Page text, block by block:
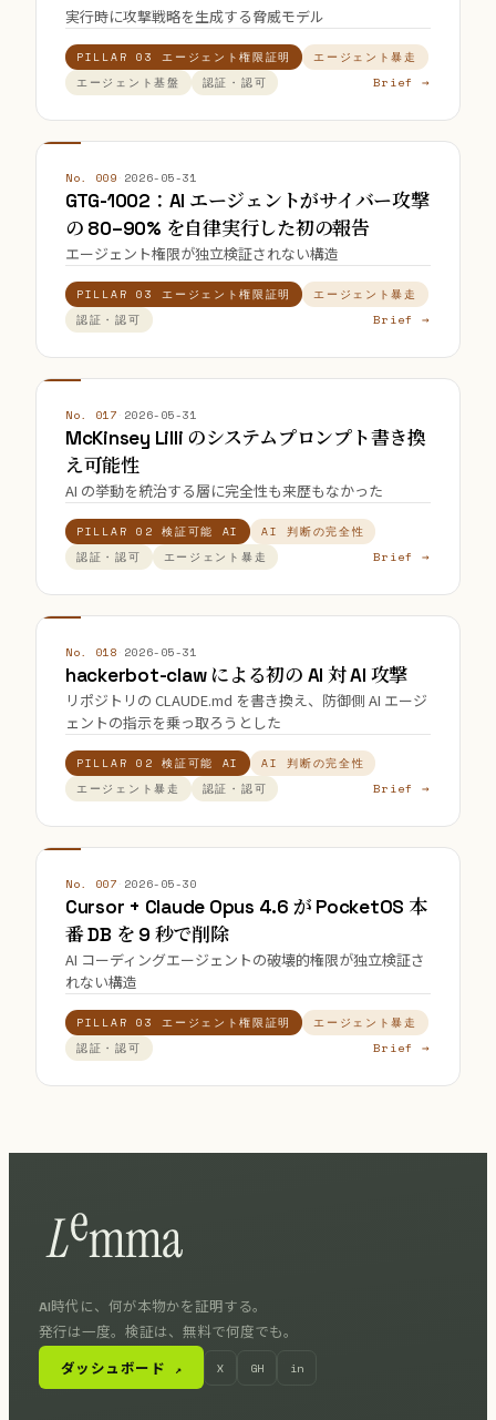
実行時に攻撃戦略を生成する脅威モデル
PILLAR 03 エージェント権限証明
エージェント暴走
エージェント基盤
認証・認可 Brief →
No. 009 2026-05-31
GTG-1002：AI エージェントがサイバー攻撃
の 80–90% を自律実行した初の報告
エージェント権限が独立検証されない構造
PILLAR 03 エージェント権限証明
エージェント暴走
認証・認可
Brief →
No. 017 2026-05-31
McKinsey Lilli のシステムプロンプト書き換
え可能性
AI の挙動を統治する層に完全性も来歴もなかった
PILLAR 02 検証可能 AI
AI 判断の完全性
認証・認可
エージェント暴走 Brief →
No. 018 2026-05-31
hackerbot-claw による初の AI 対 AI 攻撃
リポジトリの CLAUDE.md を書き換え、防御側 AI エージ
ェントの指示を乗っ取ろうとした
PILLAR 02 検証可能 AI
AI 判断の完全性
エージェント暴走
認証・認可 Brief →
No. 007 2026-05-30
Cursor + Claude Opus 4.6 が PocketOS 本
番 DB を 9 秒で削除
AI コーディングエージェントの破壊的権限が独立検証さ
れない構造
PILLAR 03 エージェント権限証明
エージェント暴走
認証・認可
Brief →
AI時代に、何が本物かを証明する。
発行は一度。検証は、無料で何度でも。
ダッシュボード ↗ X GH in